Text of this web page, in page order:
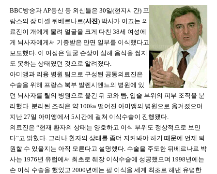
BBC방송과 AP통신 등 외신들은 30일(현지시간) 프
랑스의 장 미셸 뒤베르나르(사진) 박사가 이끄는 의
료진이 개에게 물려 얼굴을 크게 다친 38세 여성에
게 뇌사자에게서 기증받은 안면 일부를 이식했다고
보도했다. 이 여성은 얼굴 손상이 심해 음식을 씹지
도 못하는 상태였던 것으로 알려졌다.
아미앵과 리용 병원 팀으로 구성된 공동의료진은
수술을 위해 프랑스 북부 발렌시엔느의 병원에 있
던 뇌사자를 릴의 병원으로 옮긴 뒤 코와 뺨, 입술 부위의 피부 조직을 분
리했다. 분리된 조직은 약 100㎞ 떨어진 아미앵의 병원으로 옮겨졌으며
지난 27일 아미앵에서 5시간에 걸쳐 이식수술이 진행됐다.
의료진은 “현재 환자의 상태는 양호하고 이식 부위도 정상적으로 보인
다”고 밝혔다. 그러나 환자의 상태를 좀더 지켜봐야 하기 때문에 언제 퇴
원할 수 있을지는 아직 모른다고 설명했다. 수술을 주도한 뒤베르나르 박
사는 1976년 유럽에서 최초로 췌장 이식수술에 성공했으며 1998년에는
손 이식 수술을 했었고 2000년에는 팔 이식을 세계 최초로 해낸 유명한